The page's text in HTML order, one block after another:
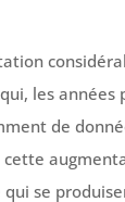
les
de
se